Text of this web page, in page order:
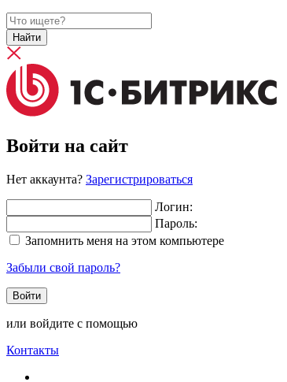
Найти
Войти на сайт
Нет аккаунта? Зарегистрироваться
Логин:
Пароль:
Запомнить меня на этом компьютере
Забыли свой пароль?
или войдите с помощью
Контакты